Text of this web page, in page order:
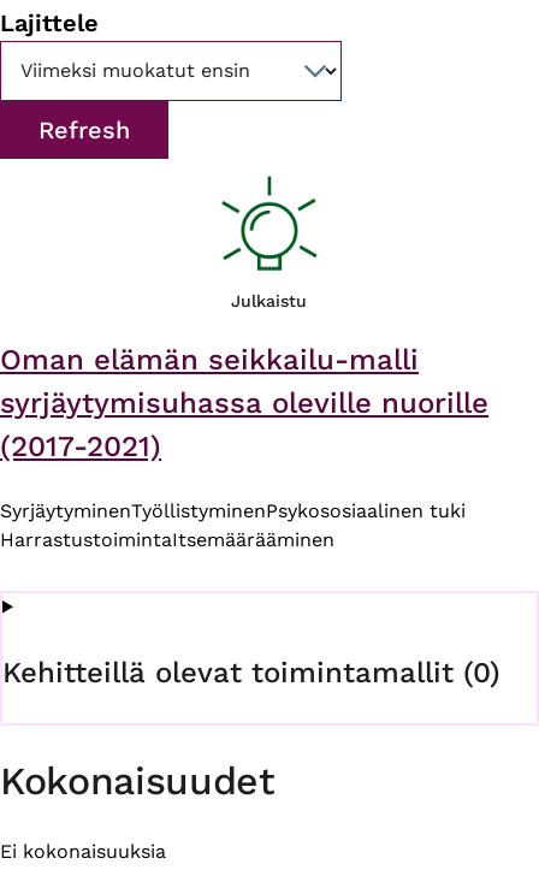
Lajittele
Julkaistu
Oman elämän seikkailu-malli
syrjäytymisuhassa oleville nuorille
(2017-2021)
SyrjäytyminenTyöllistyminenPsykososiaalinen tuki
HarrastustoimintaItsemäärääminen
Kehitteillä olevat toimintamallit (0)
Kokonaisuudet
Ei kokonaisuuksia